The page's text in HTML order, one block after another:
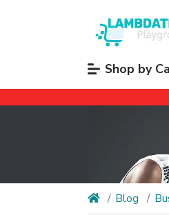
Shop by
Blog